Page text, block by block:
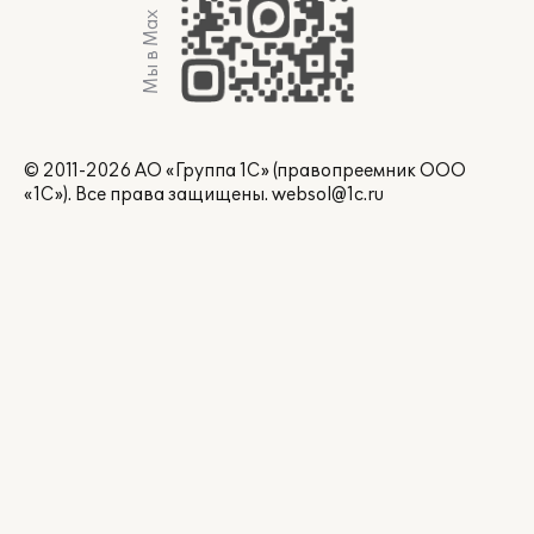
Мы в Max
© 2011-2026 АО «Группа 1С» (правопреемник ООО
«1С»). Все права защищены. websol@1c.ru